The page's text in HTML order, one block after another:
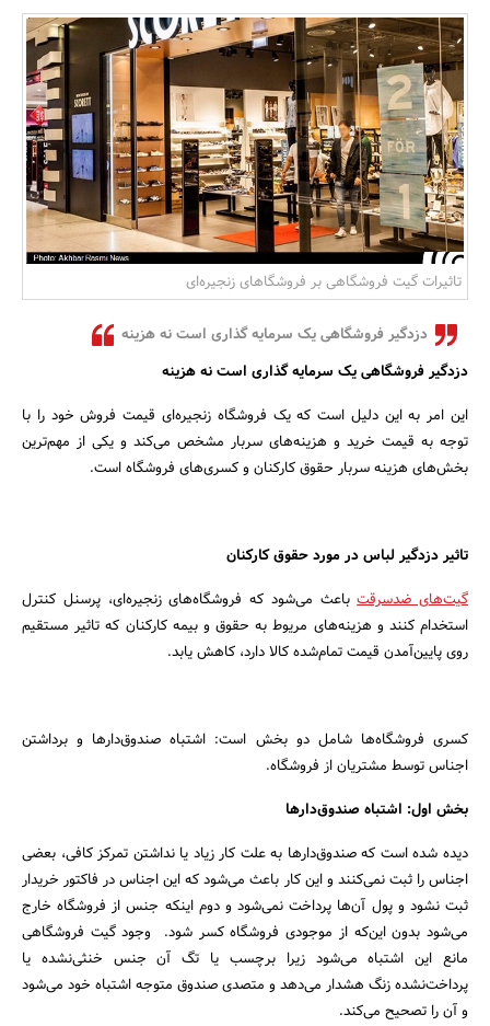
بانک، بیمه و سرمایه
مسکن و ساختمان
تاثیرات گیت فروشگاهی بر فروشگاهای زنجیره‌ای
دزدگیر فروشگاهی یک سرمایه گذاری است نه هزینه
دزدگیر فروشگاهی یک سرمایه گذاری است نه هزینه
این امر به این دلیل است که یک فروشگاه زنجیره‌ای قیمت فروش خود را با
توجه به قیمت خرید و هزینه‌های سربار مشخص می‌کند و یکی از مهم‌ترین
بخش‌های هزینه سربار حقوق کارکنان و کسری‌های فروشگاه است.
تاثیر دزدگیر لباس در مورد حقوق کارکنان
گیت‌های ضدسرقتباعث می‌شود که فروشگاه‌های زنجیره‌ای، پرسنل کنترل
استخدام کنند و هزینه‌های مریوط به حقوق و بیمه کارکنان که تاثیر مستقیم
روی پایین‌آمدن قیمت تمام‌شده کالا دارد، کاهش یابد.
کسری فروشگاه‌ها شامل دو بخش است: اشتباه صندوق‌دارها و برداشتن
اجناس توسط مشتریان از فروشگاه.
بخش اول: اشتباه صندوق‌دارها
دیده‌ شده است که صندوق‌دارها به علت کار زیاد یا نداشتن تمرکز کافی، بعضی
اجناس را ثبت نمی‌کنند و این کار باعث می‌شود که این اجناس در فاکتور خریدار
ثبت نشود و پول آن‌ها پرداخت نمی‌شود و دوم اینکه جنس از فروشگاه خارج
می‌شود بدون این‌که از موجودی فروشگاه کسر شود. وجود گیت فروشگاهی
مانع این اشتباه می‌شود زیرا برچسب یا تگ آن جنس خنثی‌نشده یا
پرداخت‌نشده زنگ هشدار می‌دهد و متصدی صندوق متوجه اشتباه خود می‌شود
و آن را تصحیح می‌کند.